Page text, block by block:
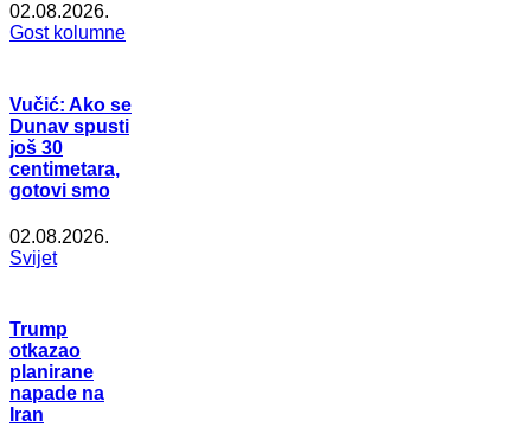
02.08.2026.
Gost kolumne
Vučić: Ako se
Dunav spusti
još 30
centimetara,
gotovi smo
02.08.2026.
Svijet
Trump
otkazao
planirane
napade na
Iran